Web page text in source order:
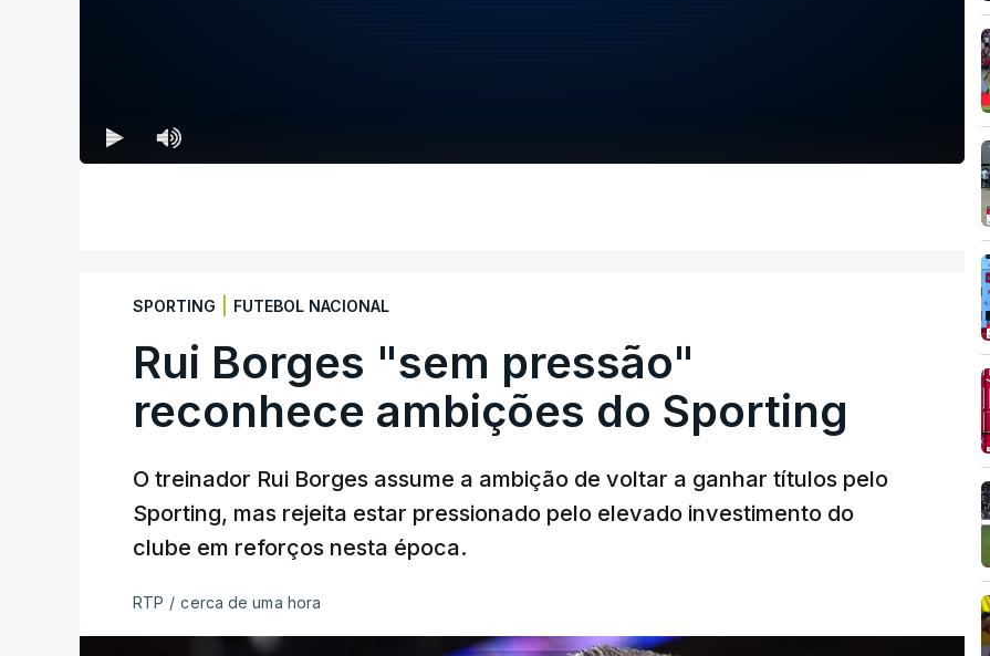
SPORTING FUTEBOL NACIONAL
Rui Borges "sem pressão"
reconhece ambições do Sporting
O treinador Rui Borges assume a ambição de voltar a ganhar títulos pelo
Sporting, mas rejeita estar pressionado pelo elevado investimento do
clube em reforços nesta época.
RTP / cerca de uma hora